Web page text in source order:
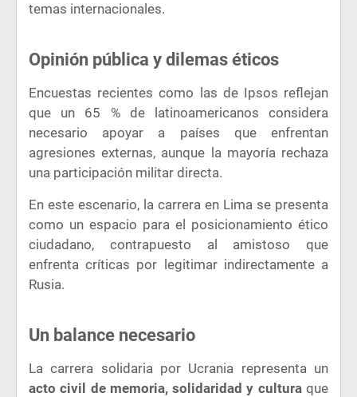
temas internacionales.
Opinión pública y dilemas éticos
Encuestas recientes como las de Ipsos reflejan
que un 65 % de latinoamericanos considera
necesario apoyar a países que enfrentan
agresiones externas, aunque la mayoría rechaza
una participación militar directa.
En este escenario, la carrera en Lima se presenta
como un espacio para el posicionamiento ético
ciudadano, contrapuesto al amistoso que
enfrenta críticas por legitimar indirectamente a
Rusia.
Un balance necesario
La carrera solidaria por Ucrania representa un
acto civil de memoria, solidaridad y culturaque